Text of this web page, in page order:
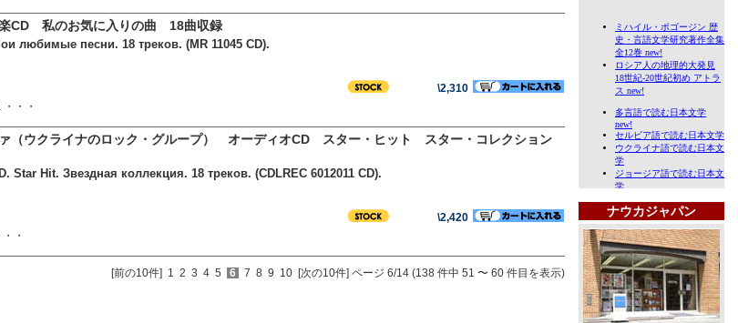
CD 私のお気に入りの曲 18曲収録
любимые песни. 18 треков. (MR 11045 CD).
\2,310
・・
ァ（ウクライナのロック・グループ） オーディオCD スター・ヒット スター・コレクション
Hit. Звездная коллекция. 18 треков. (CDLREC 6012011 CD).
\2,420
・
[前の10件] 1 2 3 4 5 6 7 8 9 10 [次の10件] ページ 6/14 (138 件中 51 〜 60 件目を表示)
ナウカジャパン